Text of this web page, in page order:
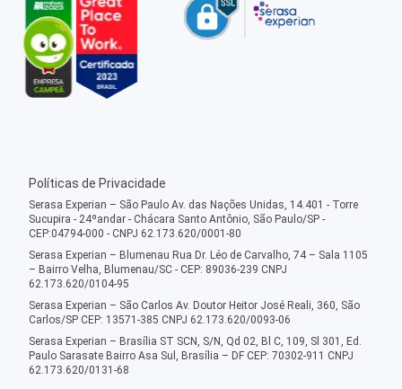
Políticas de Privacidade
Serasa Experian – São Paulo Av. das Nações Unidas, 14.401 - Torre
Sucupira - 24ºandar - Chácara Santo Antônio, São Paulo/SP -
CEP:04794-000 - CNPJ 62.173.620/0001-80
Serasa Experian – Blumenau Rua Dr. Léo de Carvalho, 74 – Sala 1105
– Bairro Velha, Blumenau/SC - CEP: 89036-239 CNPJ
62.173.620/0104-95
Serasa Experian – São Carlos Av. Doutor Heitor José Reali, 360, São
Carlos/SP CEP: 13571-385 CNPJ 62.173.620/0093-06
Serasa Experian – Brasília ST SCN, S/N, Qd 02, Bl C, 109, Sl 301, Ed.
Paulo Sarasate Bairro Asa Sul, Brasília – DF CEP: 70302-911 CNPJ
62.173.620/0131-68